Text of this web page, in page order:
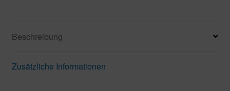
Beschreibung
Zusätzliche Informationen